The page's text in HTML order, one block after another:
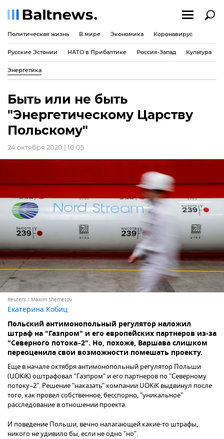
Политическая жизнь В мире Экономика Коронавирус
Русские Эстонии НАТО в Прибалтике Россия-Запад Культура
Энергетика
Быть или не быть
"Энергетическому Царству
Польскому"
24 октября 2020 | 10:05
Reuters / Maxim Shemetov
Екатерина Кобиц
Польский антимонопольный регулятор наложил
штраф на "Газпром" и его европейских партнеров из-за
"Северного потока–2". Но, похоже, Варшава слишком
переоценила свои возможности помешать проекту.
Еще в начале октября антимонопольный регулятор Польши
(UOKiK) оштрафовал "Газпром" и его партнеров по "Северному
потоку–2". Решение "наказать" компании UOKiK выдвинул после
того, как провел собственное, бесспорно, "уникальное"
расследование в отношении проекта.
И поведение Польши, вечно налагающей какие-то штрафы,
никого не удивило бы, если не одно "но".